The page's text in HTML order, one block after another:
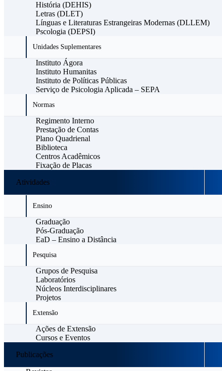
História (DEHIS)
Letras (DLET)
Línguas e Literaturas Estrangeiras Modernas (DLLEM)
Pscologia (DEPSI)
Unidades Suplementares
Instituto Ágora
Instituto Humanitas
Instituto de Políticas Públicas
Serviço de Psicologia Aplicada – SEPA
Normas
Regimento Interno
Prestação de Contas
Plano Quadrienal
Biblioteca
Centros Acadêmicos
Fixação de Placas
Atividades
Ensino
Graduação
Pós-Graduação
EaD – Ensino a Distância
Pesquisa
Grupos de Pesquisa
Laboratórios
Núcleos Interdisciplinares
Projetos
Extensão
Ações de Extensão
Cursos e Eventos
Publicações